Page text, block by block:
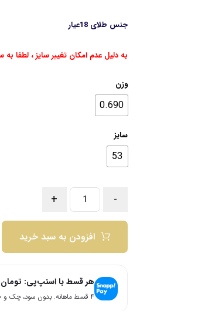
جنس طلای 18عیار
به دلیل عدم امکان تغییر سایز ، لطفا
وزن
0.690
سایز
53
-
+
افزودن به سبد خرید
هر قسط با اسنپ‌پی: تومان
۴ قسط ماهانه. بدون سود، چک و ضامن.